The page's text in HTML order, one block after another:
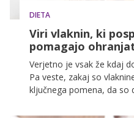
DIETA
Viri vlaknin, ki
pomagajo
Verjetno je vsak že kdaj
Pa veste, zakaj so
ključnega pomena, da so
katera živila jih